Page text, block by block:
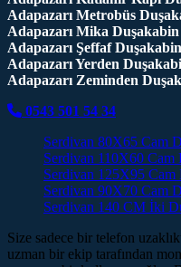
Adapazarı Metrobüs
Adapazarı Mika Duşakabin
Adapazarı Şeffaf Duşakabin
Adapazarı Yerden
Adapazarı Zeminden
0543 501 54 34
Serdivan 80X65 Cam
Serdivan 110X60 Cam
Serdivan 125X95 Cam
Serdivan 90X70 Cam
Serdivan 140 CM İki
Size sadece bir telefon
uzman bir ekip tarafından